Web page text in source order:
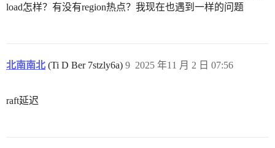
load怎样？有没有region热点？我现在也遇到一样的问题
北南南北(Ti D Ber 7stzly6a) 2025 年11 月 2 日 07:56
9
raft延迟